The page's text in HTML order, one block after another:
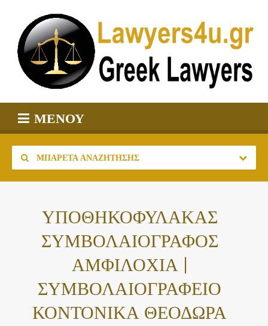
ΜΕΝΟΎ
ΜΠΑΡΈΤΑ ΑΝΑΖΉΤΗΣΗΣ
ΥΠΟΘΗΚΟΦΥΛΑΚΑΣ
ΣΥΜΒΟΛΑΙΟΓΡΑΦΟΣ
ΑΜΦΙΛΟΧΙΑ |
ΣΥΜΒΟΛΑΙΟΓΡΑΦΕΙΟ
ΚΟΝΤΟΝΙΚΑ ΘΕΟΔΩΡΑ